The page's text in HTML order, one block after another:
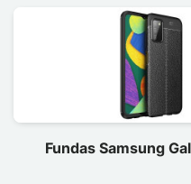
Fundas Samsung